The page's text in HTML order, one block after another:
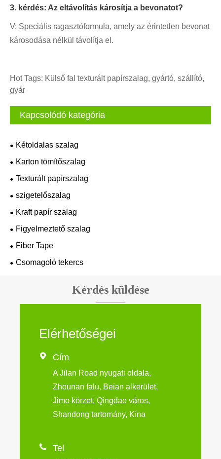
3. kérdés: Az eltávolítás károsítja a bevonatot?
V: Speciális ragasztóformula, amely az érintetlen bevonat
károsodása nélkül távolítja el.
Hot Tags: Külső fal texturált papírszalag, gyártó, szállító,
gyár
Kapcsolódó kategória
Kétoldalas szalag
Karton tömítőszalag
Texturált papírszalag
szigetelőszalag
Kraft papír szalag
Figyelmeztető szalag
Fiber Tape
Csomagoló tekercs
Kérdés küldése
Elérhetőségei
 Cím
A Jilan Road nyugati oldala,
Zhounan falu, Beian alkerület,
Jimo körzet, Qingdao város,
Shandong tartomány, Kína
 Tel